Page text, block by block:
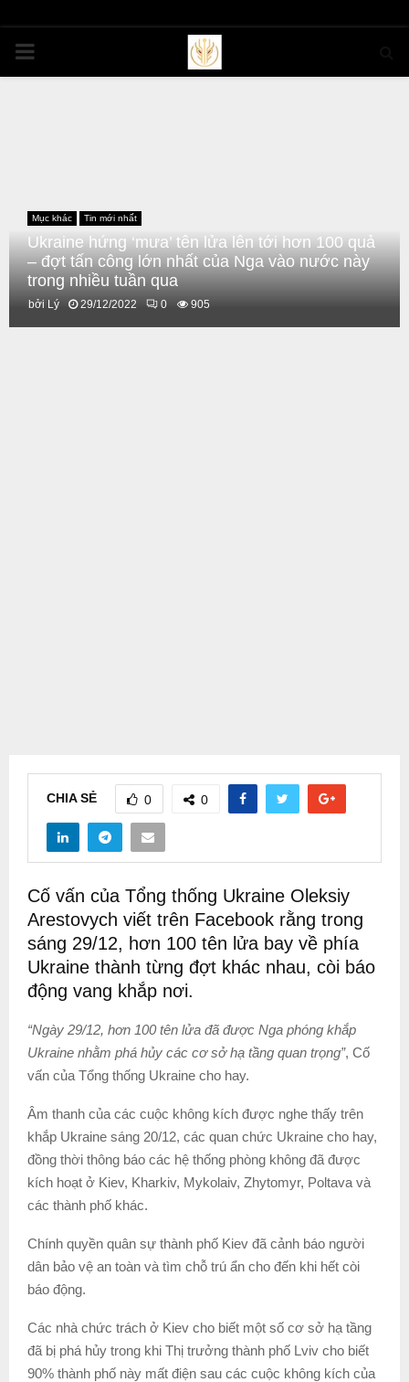
PRIMARY
Mục khác Tin mới nhất
Ukraine hứng ‘mưa’ tên lửa lên tới hơn 100 quả
– đợt tấn công lớn nhất của Nga vào nước này
trong nhiều tuần qua
bởi Lý 29/12/2022 0 905
CHIA SẺ 0 0
Cố vấn của Tổng thống Ukraine Oleksiy
Arestovych viết trên Facebook rằng trong
sáng 29/12, hơn 100 tên lửa bay về phía
Ukraine thành từng đợt khác nhau, còi báo
động vang khắp nơi.
“Ngày 29/12, hơn 100 tên lửa đã được Nga phóng khắp
Ukraine nhằm phá hủy các cơ sở hạ tầng quan trọng”, Cố
vấn của Tổng thống Ukraine cho hay.
Âm thanh của các cuộc không kích được nghe thấy trên
khắp Ukraine sáng 20/12, các quan chức Ukraine cho hay,
đồng thời thông báo các hệ thống phòng không đã được
kích hoạt ở Kiev, Kharkiv, Mykolaiv, Zhytomyr, Poltava và
các thành phố khác.
Chính quyền quân sự thành phố Kiev đã cảnh báo người
dân bảo vệ an toàn và tìm chỗ trú ẩn cho đến khi hết còi
báo động.
Các nhà chức trách ở Kiev cho biết một số cơ sở hạ tầng
đã bị phá hủy trong khi Thị trưởng thành phố Lviv cho biết
90% thành phố này mất điện sau các cuộc không kích của